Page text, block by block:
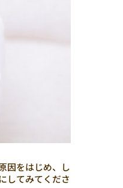
因をはじめ、し
してみてくださ